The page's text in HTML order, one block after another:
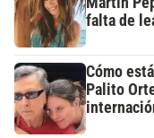
falta de
Cómo
Palito